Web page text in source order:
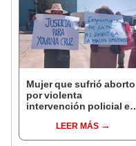
Mujer que sufrió aborto
por violenta
intervención policial en
agentes siguen sin
sanción
LEER MÁS